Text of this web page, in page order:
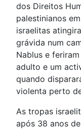
dos Direitos
palestinianos
israelitas
grávida num
Nablus e
adulto e um
quando
violenta perto
As tropas
após 38 anos